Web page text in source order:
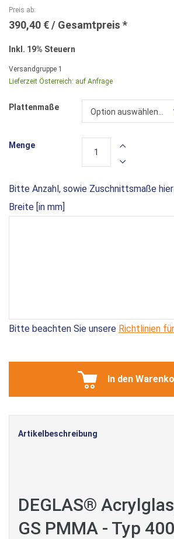
Preis ab
390,40 €
Inkl. 19% Steuern
Versandgruppe 1
Lieferzeit Österreich: auf Anfrage
Plattenmaße Option auswählen...
Bitte Anzahl, sowie Zuschnittsmaße
Breite [in mm]
Bitte beachten Sie unsere Richtlinien
Menge
In den
Artikelbeschreibung
DEGLAS®
GS PMMA - Typ